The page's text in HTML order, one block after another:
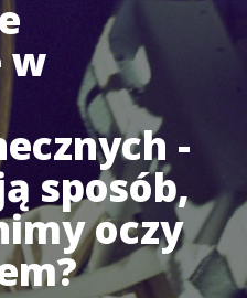
w
-
sposób,
oczy